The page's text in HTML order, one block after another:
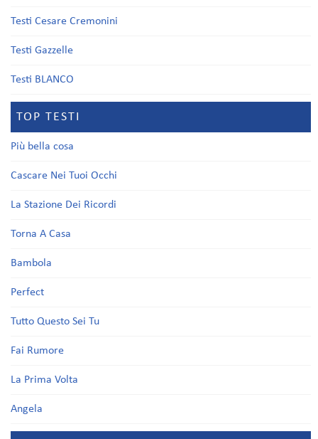
Testi Cesare Cremonini
Testi Gazzelle
Testi BLANCO
TOP TESTI
Più bella cosa
Cascare Nei Tuoi Occhi
La Stazione Dei Ricordi
Torna A Casa
Bambola
Perfect
Tutto Questo Sei Tu
Fai Rumore
La Prima Volta
Angela